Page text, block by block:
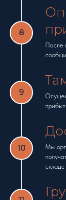
После
Мы